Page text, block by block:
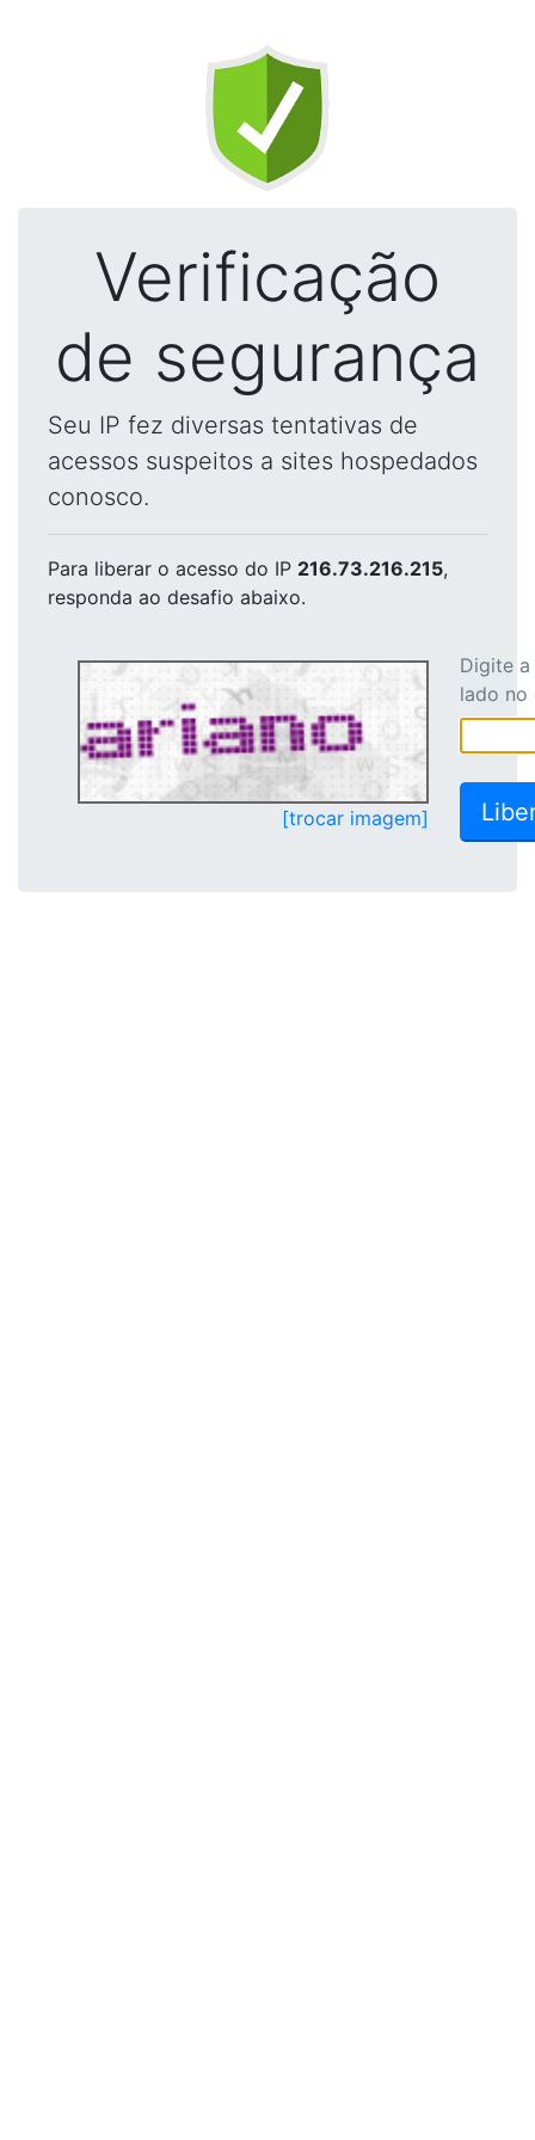
Verificação
de segurança
Seu IP fez diversas tentativas de
acessos suspeitos a sites hospedados
conosco.
Para liberar o acesso do IP 216.73.216.215,
responda ao desafio abaixo.
[trocar imagem]
Digite
lado no